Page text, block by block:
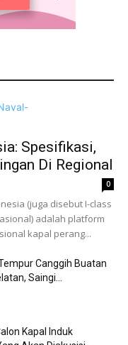
Spesifikasi,
Di Regional
0
(juga disebut I-class
adalah platform
kapal perang...
Canggih Buatan
Saingi...
Kapal Induk